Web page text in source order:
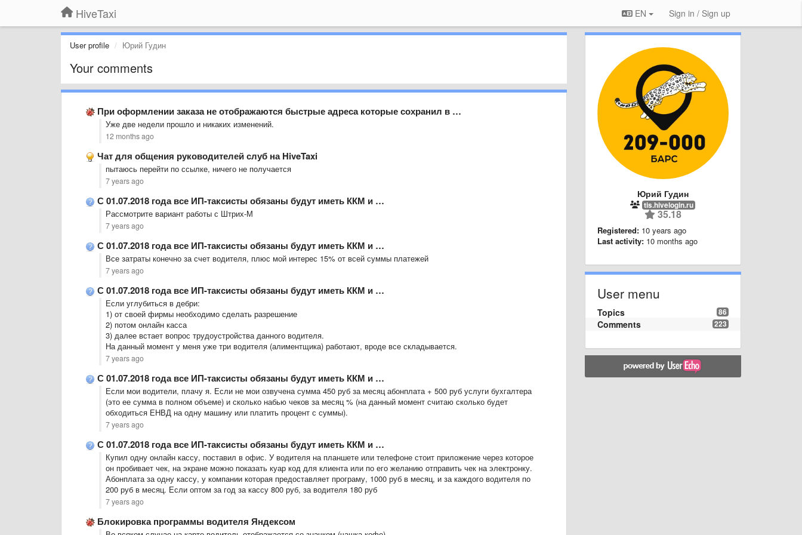
HiveTaxi EN Sign in / Sign up
User profile Юрий Гудин
Your comments
При оформлении заказа не отображаются быстрые адреса которые сохранил в …
Уже две недели прошло и никаких изменений.
12 months ago
Чат для общения руководителей слуб на HiveTaxi
пытаюсь перейти по ссылке, ничего не получается
7 years ago
С 01.07.2018 года все ИП-таксисты обязаны будут иметь ККМ и …
Рассмотрите вариант работы с Штрих-М
7 years ago
С 01.07.2018 года все ИП-таксисты обязаны будут иметь ККМ и …
Все затраты конечно за счет водителя, плюс мой интерес 15% от всей суммы платежей
7 years ago
С 01.07.2018 года все ИП-таксисты обязаны будут иметь ККМ и …
Если углубиться в дебри:
1) от своей фирмы необходимо сделать разрешение
2) потом онлайн касса
3) далее встает вопрос трудоустройства данного водителя.
На данный момент у меня уже три водителя (алиментщика) работают, вроде все складывается.
7 years ago
С 01.07.2018 года все ИП-таксисты обязаны будут иметь ККМ и …
Если мои водители, плачу я. Если не мои озвучена сумма 450 руб за месяц абонплата + 500 руб услуги бухгалтера
(это ее сумма в полном объеме) и сколько набью чеков за месяц % (на данный момент считаю сколько будет
обходиться ЕНВД на одну машину или платить процент с суммы).
7 years ago
С 01.07.2018 года все ИП-таксисты обязаны будут иметь ККМ и …
Купил одну онлайн кассу, поставил в офис. У водителя на планшете или телефоне стоит приложение через которое
он пробивает чек, на экране можно показать куар код для клиента или по его желанию отправить чек на электронку.
Абонплата за одну кассу, у компании которая предоставляет програму, 1000 руб в месяц, и за каждого водителя по
200 руб в месяц. Если оптом за год за кассу 800 руб, за водителя 180 руб
7 years ago
Блокировка программы водителя Яндексом
Юрий Гудин
tis.hivelogin.ru
35.18
Registered: 10 years ago
Last activity: 10 months ago
User menu
86
Topics
223
Comments